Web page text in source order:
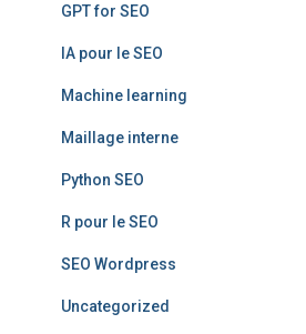
GPT for SEO
IA pour le SEO
Machine learning
Maillage interne
Python SEO
R pour le SEO
SEO Wordpress
Uncategorized